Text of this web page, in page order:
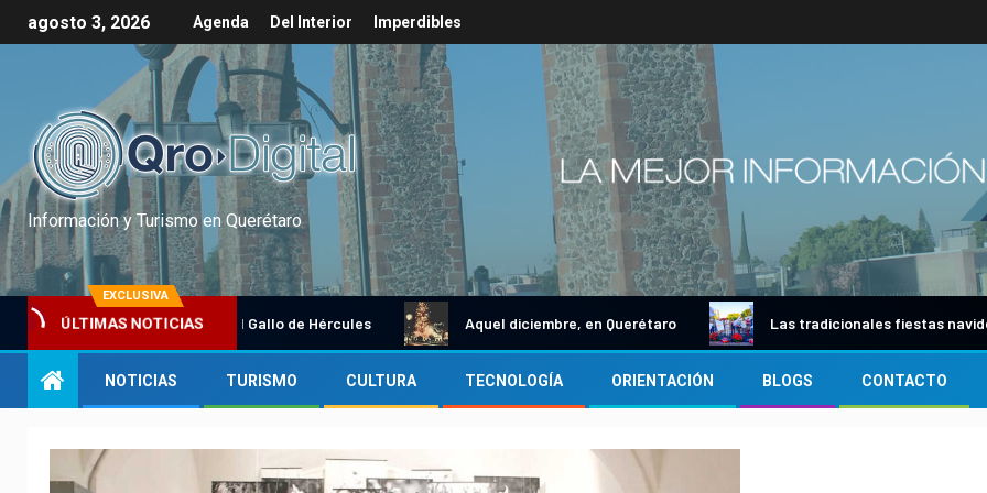
agosto 3, 2026 Agenda Del Interior Imperdibles
Información y Turismo en Querétaro
EXCLUSIVA
ÚLTIMAS NOTICIAS
Tradicional Gallo de Hércules Aquel diciembre, en Querétaro Las tradicionales fiestas navideñas
NOTICIAS TURISMO CULTURA TECNOLOGÍA ORIENTACIÓN BLOGS CONTACTO